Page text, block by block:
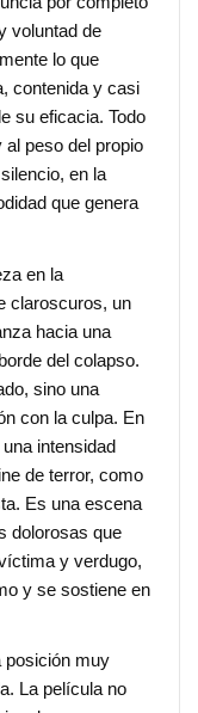
voluntad de
lo que
contenida y casi
su eficacia. Todo
peso del propio
en la
que genera
en la
claroscuros, un
hacia una
del colapso.
sino una
con la culpa. En
intensidad
de terror, como
Es una escena
dolorosas que
y verdugo,
y se sostiene en
posición muy
La película no